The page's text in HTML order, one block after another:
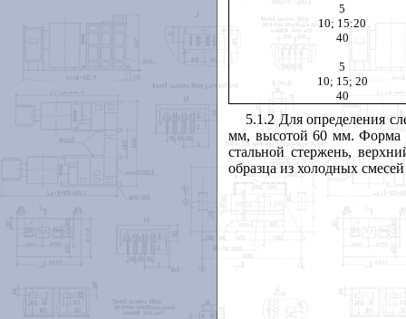
5
10; 15:20
40
5
10; 15; 20
40
5.1.2 Для определения
мм, высотой 60 мм. Форма
стальной стержень,
образца из холодных